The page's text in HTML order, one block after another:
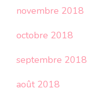
novembre 2018
octobre 2018
septembre 2018
août 2018